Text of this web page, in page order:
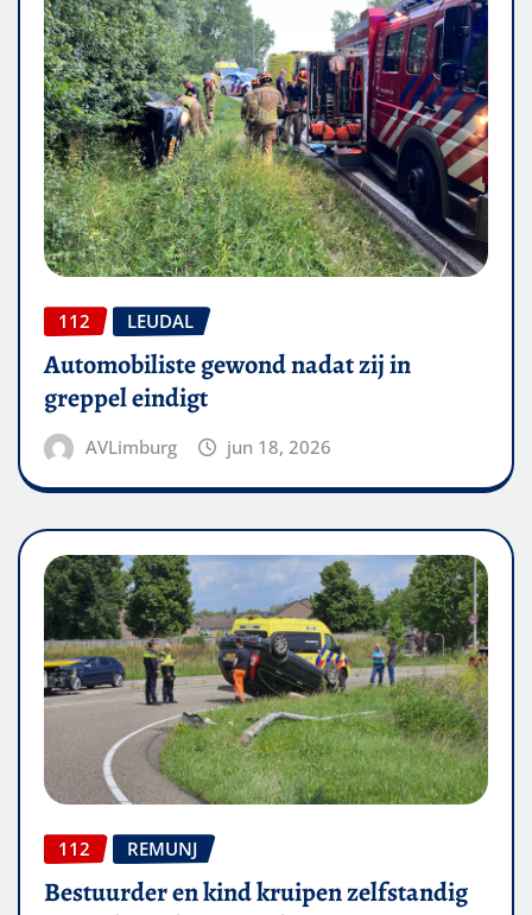
112 LEUDAL
Automobiliste gewond nadat zij in
greppel eindigt
AVLimburg jun 18, 2026
112 REMUNJ
Bestuurder en kind kruipen zelfstandig